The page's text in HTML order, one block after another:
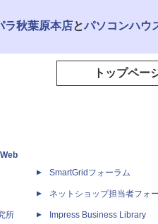
ラ秋葉原本店とパソコンハウ
トップペー
所
SmartGridフォーラム
ネットショップ担当者フォ
Impress Business Library